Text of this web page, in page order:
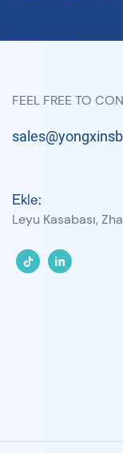
FEEL FREE TO
Ekle:
Leyu Kasabası,